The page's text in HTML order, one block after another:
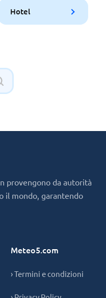
Hotel
provengono da autorità
il mondo, garantendo
Meteo5.com
› Termini e condizioni